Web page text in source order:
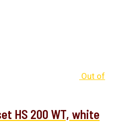
Out of
HS 200 WT, white